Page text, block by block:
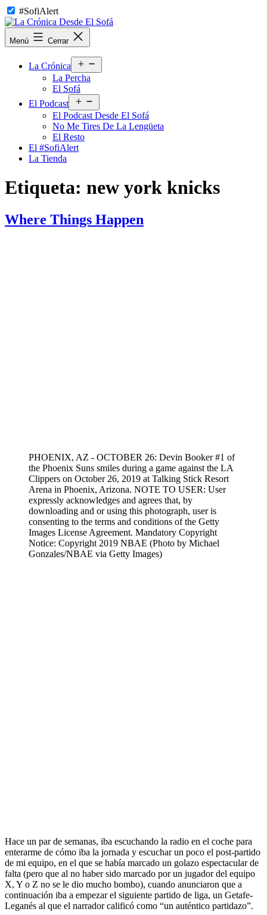
Saltar
al
contenido
#SofiAlert
La
Crónica
Menú Cerrar
La Crónica
el
La Percha
El Sofá
El Podcast
el
menú
El Podcast Desde El Sofá
No Me Tires De La Lengüeta
El Resto
El #SofiAlert
La Tienda
Etiqueta: new york knicks
Where Things Happen
PHOENIX, AZ - OCTOBER 26: Devin Booker #1 of
the Phoenix Suns smiles during a game against the LA
Clippers on October 26, 2019 at Talking Stick Resort
Arena in Phoenix, Arizona. NOTE TO USER: User
expressly acknowledges and agrees that, by
downloading and or using this photograph, user is
consenting to the terms and conditions of the Getty
Images License Agreement. Mandatory Copyright
Notice: Copyright 2019 NBAE (Photo by Michael
Gonzales/NBAE via Getty Images)
Hace un par de semanas, iba escuchando la radio en el coche para
enterarme de cómo iba la jornada y escuchar un poco el post-partido
de mi equipo, en el que se había marcado un golazo espectacular de
falta (pero que al no haber sido marcado por un jugador del equipo
X, Y o Z no se le dio mucho bombo), cuando anunciaron que a
continuación iba a empezar el siguiente partido de liga, un Getafe-
Leganés al que el narrador calificó como “un auténtico partidazo”.